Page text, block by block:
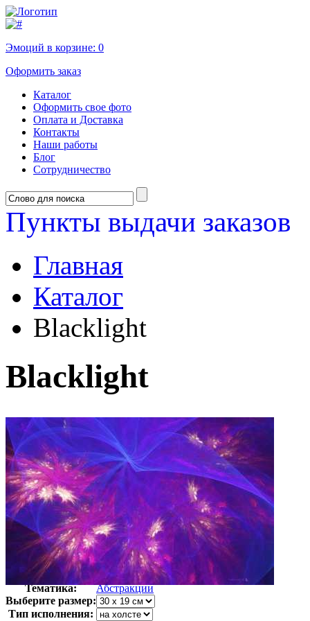
Эмоций в корзине: 0
Оформить заказ
Каталог
Оформить свое фото
Оплата и Доставка
Контакты
Наши работы
Блог
Сотрудничество
Пункты выдачи заказов
Главная
Каталог
Blacklight
Blacklight
Автор:
Неизвестно
Арт-стиль
Компьютерная
Тематика:
Абстракции
Выберите размер:
Тип исполнения: